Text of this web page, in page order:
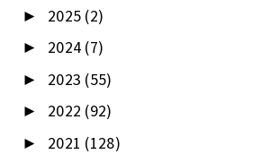
► 2025 (2)
► 2024 (7)
► 2023 (55)
► 2022 (92)
► 2021 (128)